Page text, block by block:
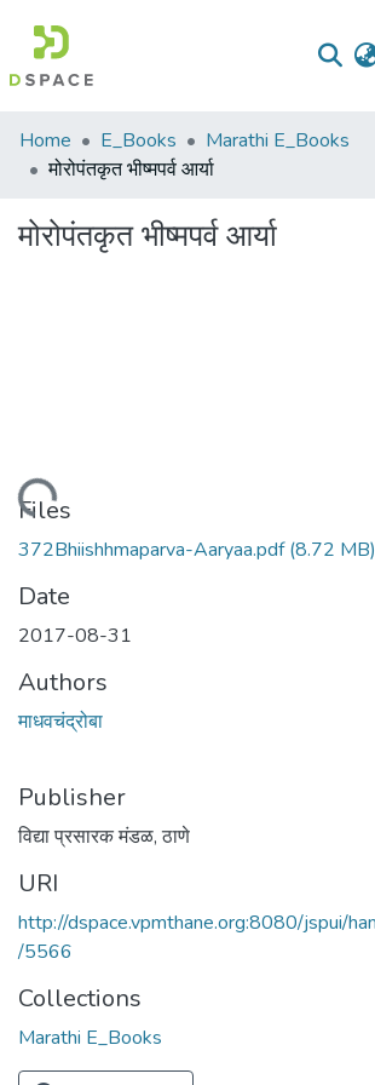
Communities
&
All of DSpace
Home E_Books
Marathi E_Books
मोरोपंतकृत भीष्मपर्व आर्या
मोरोपंतकृत भीष्मपर्व आर्या
Loading...
Files
372Bhiishhmaparva-Aaryaa.pdf(8.72 MB)
Date
2017-08-31
Authors
माधवचंद्रोबा
Publisher
विद्या प्रसारक मंडळ, ठाणे
URI
http://dspace.vpmthane.org:8080/jspui/
/5566
Collections
Marathi E_Books